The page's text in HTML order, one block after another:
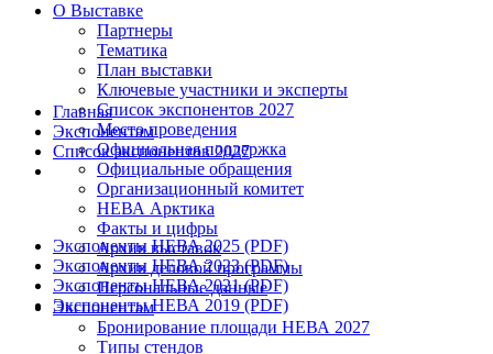
О Выставке
Партнеры
Тематика
План выставки
Ключевые участники и эксперты
Список экспонентов 2027
Место проведения
Официальная поддержка
Официальные обращения
Организационный комитет
НЕВА Арктика
Факты и цифры
Архив выставок
Архив деловой программы
Персональные данные
Экспонентам
Бронирование площади НЕВА 2027
Типы стендов
Главная
Экспонентам
Список экспонентов 2027
Экспоненты НЕВА 2025 (PDF)
Экспоненты НЕВА 2023 (PDF)
Экспоненты НЕВА 2021 (PDF)
Экспоненты НЕВА 2019 (PDF)